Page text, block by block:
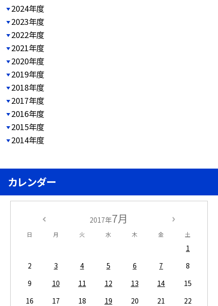
2024年度
2023年度
2022年度
2021年度
2020年度
2019年度
2018年度
2017年度
2016年度
2015年度
2014年度
カレンダー
2017年7月
日 月 火 水 木 金 土
1
2
3 4 5 6 7
8
9
10 11 12 13 14
15
16
17 18 19 20 21
22